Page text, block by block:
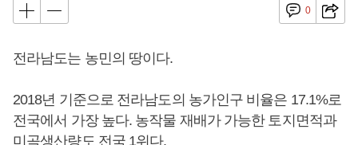
0
전라남도는 농민의 땅이다.
2018년 기준으로 전라남도의 농가인구 비율은 17.1%로
전국에서 가장 높다. 농작물 재배가 가능한 토지면적과
미곡생산량도 전국 1위다.